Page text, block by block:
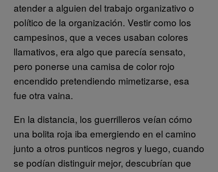
atender a alguien del trabajo organizativo o
político de la organización. Vestir como los
campesinos, que a veces usaban colores
llamativos, era algo que parecía sensato,
pero ponerse una camisa de color rojo
encendido pretendiendo mimetizarse, esa
fue otra vaina.
En la distancia, los guerrilleros veían cómo
una bolita roja iba emergiendo en el camino
junto a otros punticos negros y luego, cuando
se podían distinguir mejor, descubrían que